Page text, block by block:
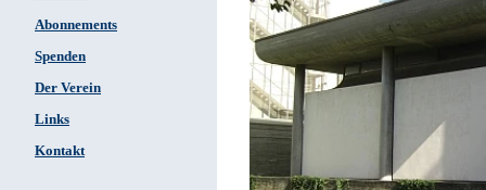
Abonnements
Spenden
Der Verein
Links
Kontakt